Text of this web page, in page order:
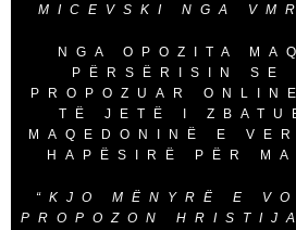
MICEVSKI NGA
NGA OPOZITA
PËRSËRISIN SE
PROPOZUAR
TË JETË I
MAQEDONINË E
HAPËSIRË PËR
“KJO MËNYRË E
PROPOZON